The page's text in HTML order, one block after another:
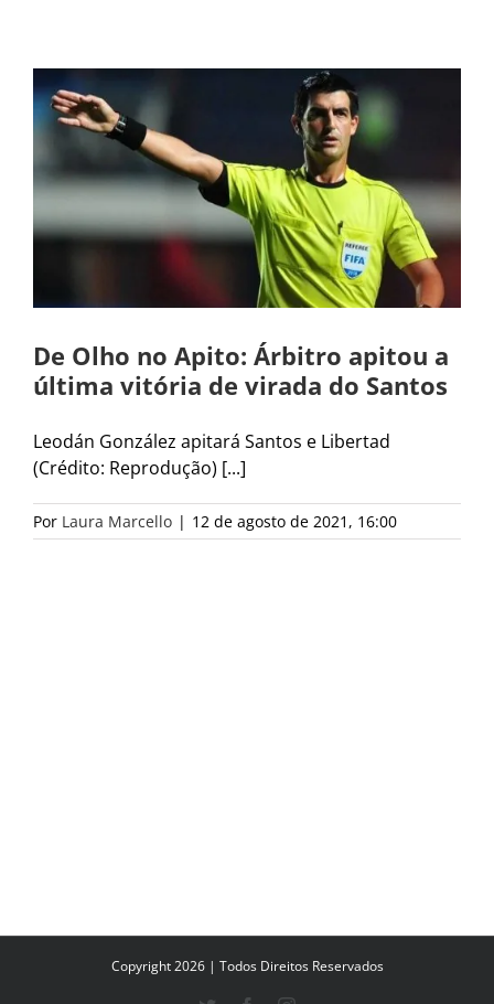
De Olho no Apito: Árbitro apitou a
última vitória de virada do Santos
Leodán González apitará Santos e Libertad
(Crédito: Reprodução) [...]
Por Laura Marcello | 12 de agosto de 2021, 16:00
Copyright 2026 | Todos Direitos Reservados